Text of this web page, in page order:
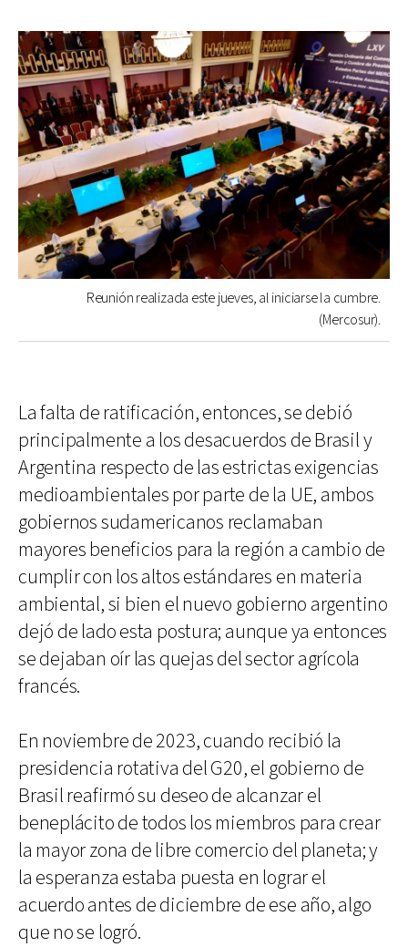
Reunión realizada este jueves, al iniciarse la cumbre.
(Mercosur).
La falta de ratificación, entonces, se debió
principalmente a los desacuerdos de Brasil y
Argentina respecto de las estrictas exigencias
medioambientales por parte de la UE, ambos
gobiernos sudamericanos reclamaban
mayores beneficios para la región a cambio de
cumplir con los altos estándares en materia
ambiental, si bien el nuevo gobierno argentino
dejó de lado esta postura; aunque ya entonces
se dejaban oír las quejas del sector agrícola
francés.
En noviembre de 2023, cuando recibió la
presidencia rotativa del G20, el gobierno de
Brasil reafirmó su deseo de alcanzar el
beneplácito de todos los miembros para crear
la mayor zona de libre comercio del planeta; y
la esperanza estaba puesta en lograr el
acuerdo antes de diciembre de ese año, algo
que no se logró.